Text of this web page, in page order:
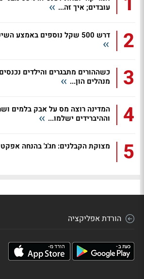
עובדים; איך זה...
2 דרש 500 שקל נוספים באמצע השיפוץ - וישלם 2,050
3
כשההורים מתבגרים והילדים
מנהלים הון...
4
המדינה רוצה מס על אבק בלמים
וההיברידים ישלמו...
5 מצוקת הקבלנים: חג'ג' בהנחה
הורדת אפליקציה